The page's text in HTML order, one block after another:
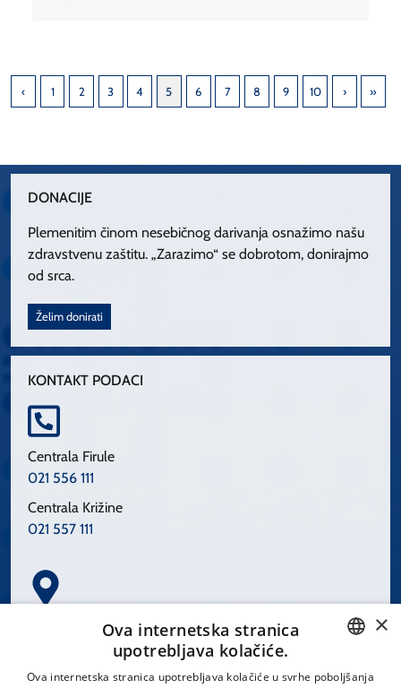
1 2 3 4 5 6 7 8 9 10
DONACIJE
Plemenitim činom nesebičnog darivanja osnažimo našu
zdravstvenu zaštitu. „Zarazimo“ se dobrotom, donirajmo
od srca.
Želim donirati
KONTAKT PODACI
Centrala Firule
021 556 111
Centrala Križine
021 557 111
Spinčićeva 1, 21000 Split
CROATIAN
×
Ova internetska stranica
upotrebljava kolačiće.
Ova internetska stranica upotrebljava kolačiće u svrhe poboljšanja